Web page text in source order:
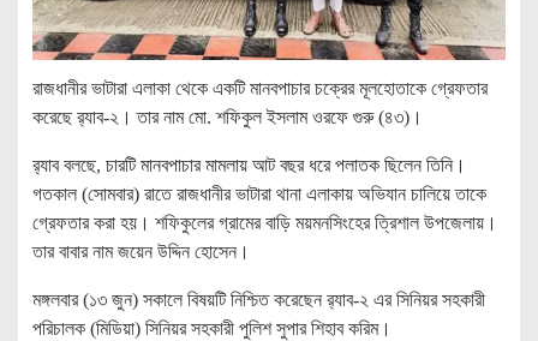
রাজধানীর ভাটারা এলাকা থেকে একটি মানবপাচার চক্রের মূলহোতাকে গ্রেফতার
করেছে র‍্যাব-২। তার নাম মো. শফিকুল ইসলাম ওরফে গুরু (৪৩)।
র‍্যাব বলছে, চারটি মানবপাচার মামলায় আট বছর ধরে পলাতক ছিলেন তিনি।
গতকাল (সোমবার) রাতে রাজধানীর ভাটারা থানা এলাকায় অভিযান চালিয়ে তাকে
গ্রেফতার করা হয়। শফিকুলের গ্রামের বাড়ি ময়মনসিংহের ত্রিশাল উপজেলায়।
তার বাবার নাম জয়েন উদ্দিন হোসেন।
মঙ্গলবার (১৩ জুন) সকালে বিষয়টি নিশ্চিত করেছেন র‍্যাব-২ এর সিনিয়র সহকারী
পরিচালক (মিডিয়া) সিনিয়র সহকারী পুলিশ সুপার শিহাব করিম।